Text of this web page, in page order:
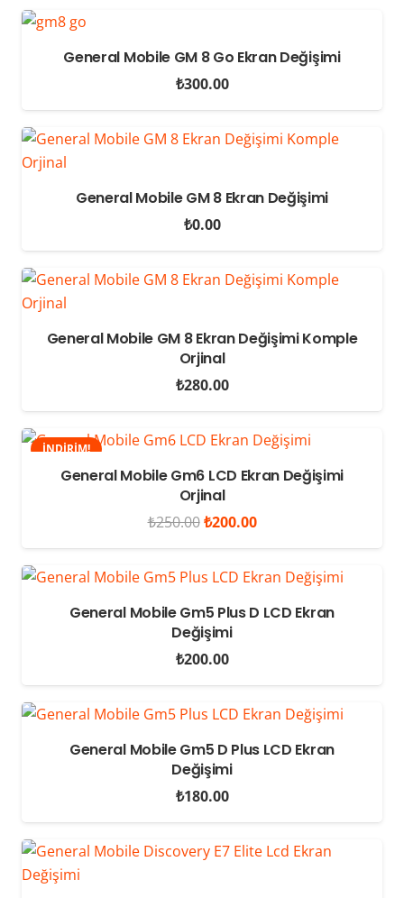
General Mobile GM 8 Go Ekran Değişimi
₺300.00
General Mobile GM 8 Ekran Değişimi
₺0.00
General Mobile GM 8 Ekran Değişimi Komple
Orjinal
₺280.00
İNDIRIM!
General Mobile Gm6 LCD Ekran Değişimi
Orjinal
₺250.00 Orijinal
fiyat:
₺250.00.
₺200.00Şu
andaki
fiyat:
₺200.00.
General Mobile Gm5 Plus D LCD Ekran
Değişimi
₺200.00
General Mobile Gm5 D Plus LCD Ekran
Değişimi
₺180.00